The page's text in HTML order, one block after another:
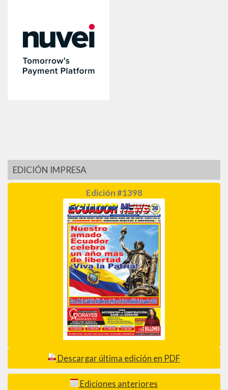
EDICIÓN IMPRESA
Edición #1398
Descargar última edición en PDF
Ediciones anteriores